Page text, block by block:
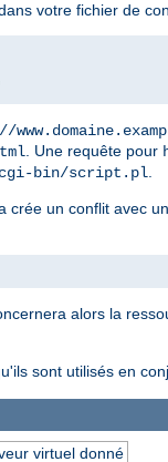
votre fichier de
. Une requête pour
cgi-bin/script.pl.
crée un conflit avec
alors la
sont utilisés en
virtuel donné